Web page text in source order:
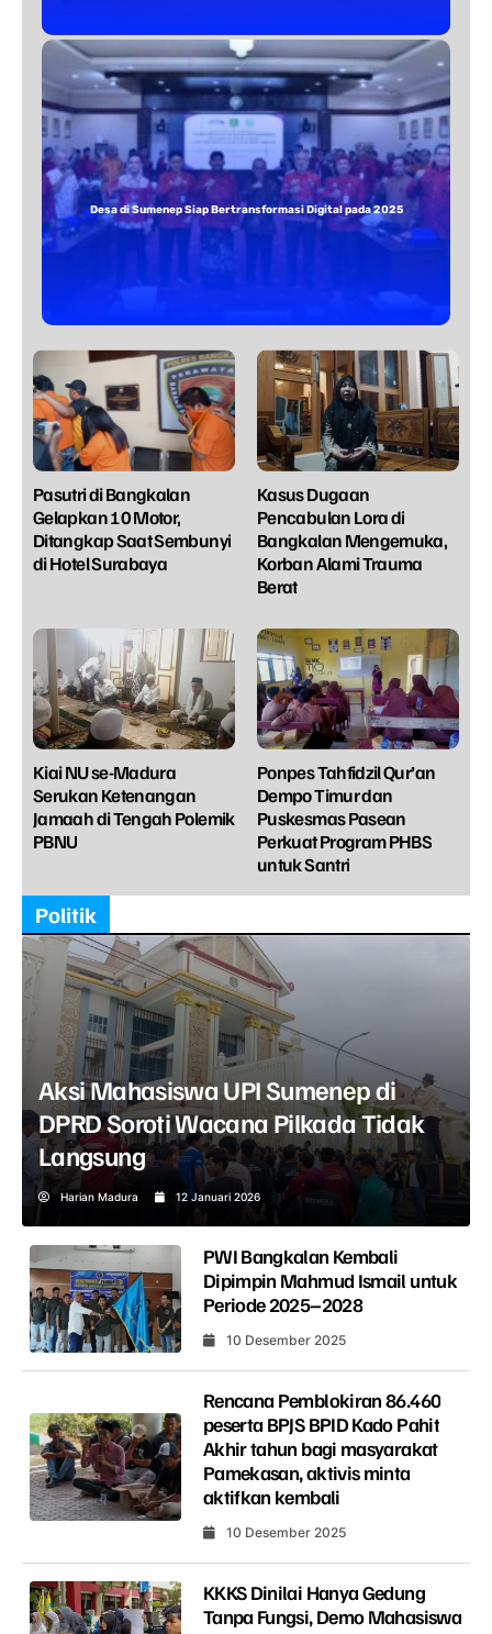
Pasutri di Bangkalan
Gelapkan 10 Motor,
Ditangkap Saat Sembunyi
di Hotel Surabaya
Kasus Dugaan
Pencabulan Lora di
Bangkalan Mengemuka,
Korban Alami Trauma
Berat
Kiai NU se-Madura
Serukan Ketenangan
Jamaah di Tengah Polemik
PBNU
Ponpes Tahfidzil Qur’an
Dempo Timur dan
Puskesmas Pasean
Perkuat Program PHBS
untuk Santri
Desa di Sumenep Siap Bertransformasi Digital pada 2025
Politik
Aksi Mahasiswa UPI Sumenep di
DPRD Soroti Wacana Pilkada Tidak
Langsung
Harian Madura 12 Januari 2026
PWI Bangkalan Kembali
Dipimpin Mahmud Ismail untuk
Periode 2025–2028
10 Desember 2025
Rencana Pemblokiran 86.460
peserta BPJS BPID Kado Pahit
Akhir tahun bagi masyarakat
Pamekasan, aktivis minta
aktifkan kembali
10 Desember 2025
KKKS Dinilai Hanya Gedung
Tanpa Fungsi, Demo Mahasiswa